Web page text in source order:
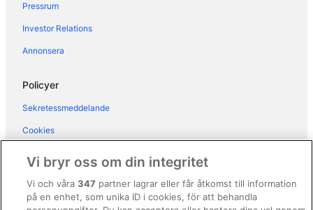
B&B i Mijas Pueblo
Vandrarhem i Mijas Pueblo
Husvagnscampingar i Mijas Pueblo
Villor i Mijas
Hotell i Torreblanca
B&B i Torremolinos
Husvagnscampingar i Torremolinos
Pressrum
Investor Relations
Annonsera
Policyer
Sekretessmeddelande
Cookies
Regler och villkor för Vrbo
Vi bryr oss om din integritet
Vi och våra347 partner lagrar eller får åtkomst till information
på en enhet, som unika ID i cookies, för att behandla